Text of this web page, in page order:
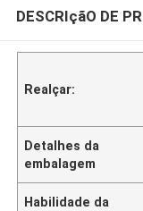
DESCRIçãO DE
Realçar:
Detalhes da
embalagem
Habilidade da